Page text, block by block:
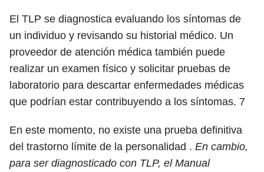
El TLP se diagnostica evaluando los síntomas de
un individuo y revisando su historial médico. Un
proveedor de atención médica también puede
realizar un examen físico y solicitar pruebas de
laboratorio para descartar enfermedades médicas
que podrían estar contribuyendo a los síntomas. 7
En este momento, no existe una prueba definitiva
del trastorno límite de la personalidad . En cambio,
para ser diagnosticado con TLP, el Manual